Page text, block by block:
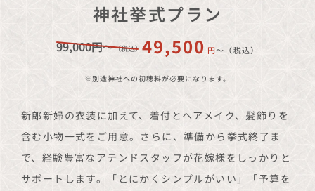
神社挙式プラン
99,000円〜（税込）49,500 円〜（税込）
※別途神社への初穂料が必要になります。
新郎新婦の衣装に加えて、着付とヘアメイク、髪飾りを
含む小物一式をご用意。さらに、準備から挙式終了ま
で、経験豊富なアテンドスタッフが花嫁様をしっかりと
サポートします。「とにかくシンプルがいい」「予算を